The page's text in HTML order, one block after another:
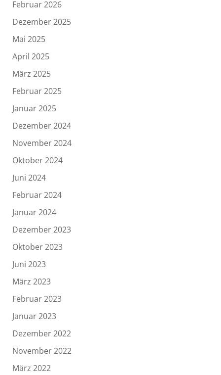
Februar 2026
Dezember 2025
Mai 2025
April 2025
März 2025
Februar 2025
Januar 2025
Dezember 2024
November 2024
Oktober 2024
Juni 2024
Februar 2024
Januar 2024
Dezember 2023
Oktober 2023
Juni 2023
März 2023
Februar 2023
Januar 2023
Dezember 2022
November 2022
März 2022